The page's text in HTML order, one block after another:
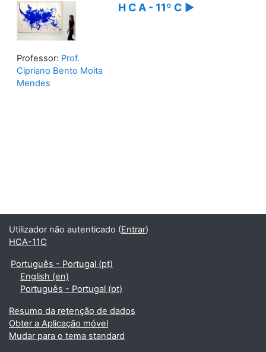
H C A - 11º C▶️
Professor: Prof.
Cipriano Bento Moita
Mendes
Utilizador não autenticado (Entrar)
HCA-11C
Português - Portugal ‎(pt)‎
English ‎(en)‎
Português - Portugal ‎(pt)‎
Resumo da retenção de dados
Obter a Aplicação móvel
Mudar para o tema standard